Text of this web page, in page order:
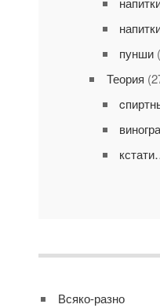
пунши
Теория
Всяко-разно